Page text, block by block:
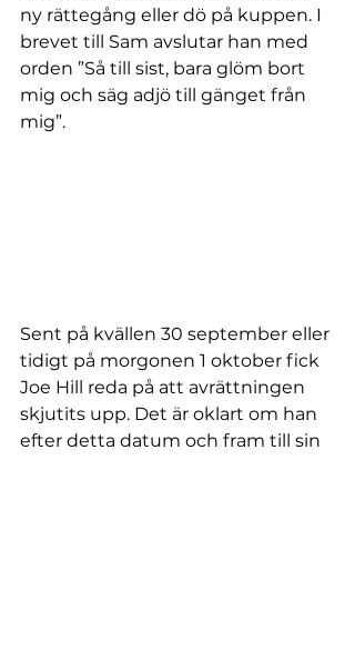
ny rättegång eller dö på kuppen. I
brevet till Sam avslutar han med
orden ”Så till sist, bara glöm bort
mig och säg adjö till gänget från
mig”.
Sent på kvällen 30 september eller
tidigt på morgonen 1 oktober fick
Joe Hill reda på att avrättningen
skjutits upp. Det är oklart om han
efter detta datum och fram till sin